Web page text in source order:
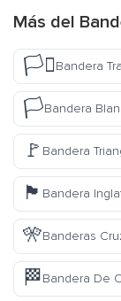
Más del
🏳️‍⚧️Bandera
🏳️Bandera
🚩 Bandera
🏴󠁧󠁢󠁥󠁮󠁧󠁿 Bandera
🎌Banderas
🏁Bandera De